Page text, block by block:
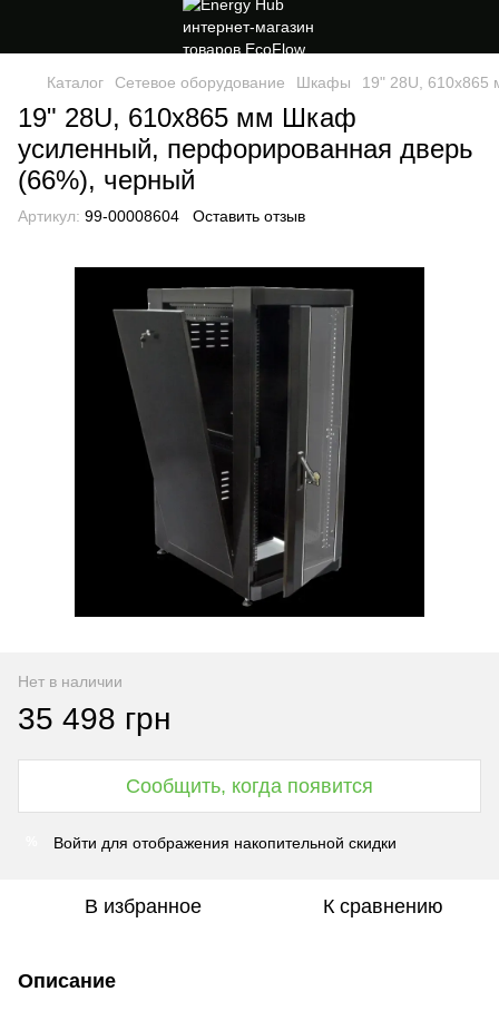
Каталог Сетевое оборудование Шкафы 19" 28U,
19" 28U, 610х865 мм Шкаф
усиленный, перфорированная дверь
(66%), черный
Артикул: 99-00008604 Оставить отзыв
Нет в наличии
35 498 грн
Сообщить, когда появится
Войти для отображения накопительной скидки
В избранное К сравнению
Описание